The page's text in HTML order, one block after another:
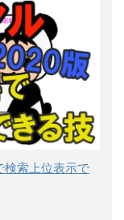
検索上位表示で